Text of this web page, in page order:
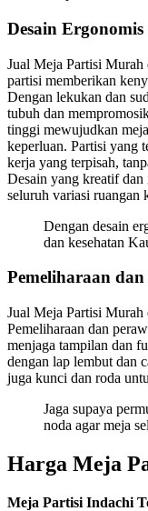
Desain
Jual Meja Partisi
partisi memberikan
Dengan lekukan dan
tubuh dan
tinggi mewujudkan
keperluan. Partisi yang
kerja yang terpisah,
Desain yang kreatif
seluruh variasi ruangan
Dengan desain
dan kesehatan
Pemeliharaan
Jual Meja Partisi
Pemeliharaan dan
menjaga tampilan dan
dengan lap lembut dan
juga kunci dan roda
Jaga supaya
noda agar meja
Harga Meja
Meja Partisi Indachi